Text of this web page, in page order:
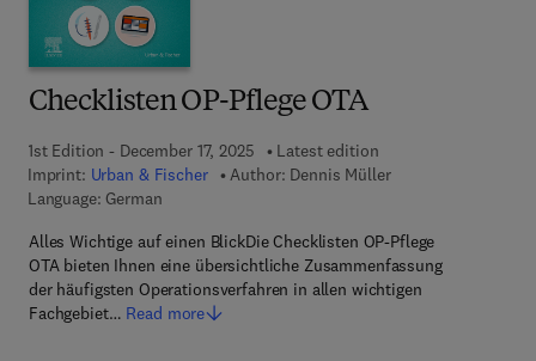
Checklisten OP-Pflege OTA
1st Edition - December 17, 2025
Latest edition
Imprint: Urban & Fischer Author: Dennis Müller
Language: German
Alles Wichtige auf einen BlickDie Checklisten OP-Pflege
OTA bieten Ihnen eine übersichtliche Zusammenfassung
der häufigsten Operationsverfahren in allen wichtigen
Fachgebiet… Read more